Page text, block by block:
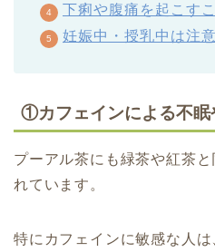
下痢や腹痛を起こす
妊娠中・授乳中は注意
①カフェインによる不眠
プーアル茶にも緑茶や紅茶
れています。
特にカフェインに敏感な人は